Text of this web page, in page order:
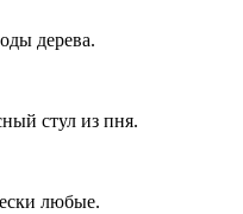
дерева.
стул из пня.
любые.